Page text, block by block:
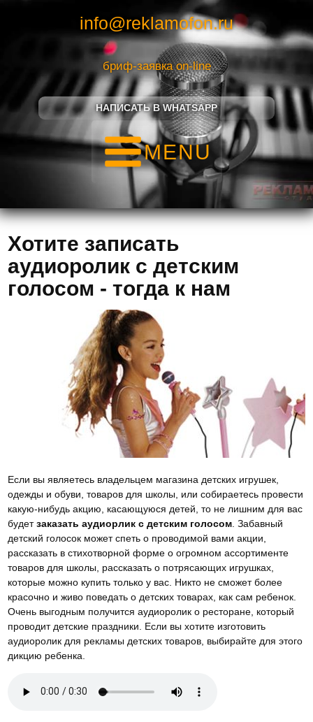
info@reklamofon.ru
бриф-заявка on-line
НАПИСАТЬ В WHATSAPP
MENU
Хотите записать
аудиоролик с детским
голосом - тогда к нам
Если вы являетесь владельцем магазина детских игрушек,
одежды и обуви, товаров для школы, или собираетесь провести
какую-нибудь акцию, касающуюся детей, то не лишним для вас
будетзаказать аудиорлик с детским голосом . Забавный
детский голосок может спеть о проводимой вами акции,
рассказать в стихотворной форме о огромном ассортименте
товаров для школы, рассказать о потрясающих игрушках,
которые можно купить только у вас. Никто не сможет более
красочно и живо поведать о детских товарах, как сам ребенок.
Очень выгодным получится аудиоролик о ресторане, который
проводит детские праздники. Если вы хотите изготовить
аудиоролик для рекламы детских товаров, выбирайте для этого
дикцию ребенка.